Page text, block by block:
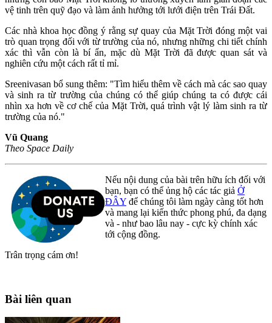
vệ tinh trên quỹ đạo và làm ảnh hưởng tới lưới điện trên Trái Đất.
Các nhà khoa học đồng ý rằng sự quay của Mặt Trời đóng một vai
trò quan trọng đối với từ trường của nó, nhưng những chi tiết chính
xác thì vẫn còn là bí ẩn, mặc dù Mặt Trời đã được quan sát và
nghiên cứu một cách rất tỉ mỉ.
Sreenivasan bổ sung thêm: "Tìm hiểu thêm về cách mà các sao quay
và sinh ra từ trường của chúng có thể giúp chúng ta có được cái
nhìn xa hơn về cơ chế của Mặt Trời, quá trình vật lý làm sinh ra từ
trường của nó."
Vũ Quang
Theo Space Daily
Nếu nội dung của bài trên hữu ích đối với
bạn, bạn có thể ủng hộ các tác giả Ở
ĐÂY để chúng tôi làm ngày càng tốt hơn
và mang lại kiến thức phong phú, đa dạng
và - như bao lâu nay - cực kỳ chính xác
tới cộng đồng.
Trân trọng cám ơn!
Bài liên quan